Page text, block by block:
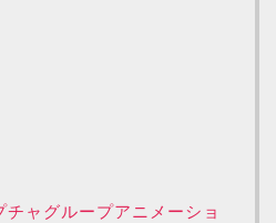
チャグループアニメーショ